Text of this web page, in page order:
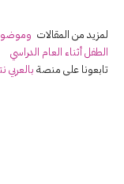
لمزيد من المقالات
الطفل أثناء العام الدراسي
تابعونا على منصة بالعربي